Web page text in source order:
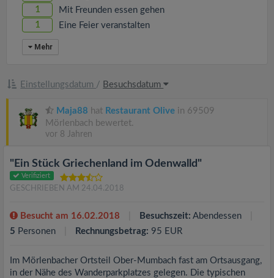
1 Mit Freunden essen gehen
1 Eine Feier veranstalten
Mehr
Einstellungsdatum / Besuchsdatum
Maja88 hat Restaurant Olive in 69509
Mörlenbach bewertet.
vor 8 Jahren
"Ein Stück Griechenland im Odenwalld"
Verifiziert
GESCHRIEBEN AM 24.04.2018
Besucht am 16.02.2018 Besuchszeit: Abendessen
5 Personen Rechnungsbetrag: 95 EUR
Im Mörlenbacher Ortsteil Ober-Mumbach fast am Ortsausgang,
in der Nähe des Wanderparkplatzes gelegen. Die typischen